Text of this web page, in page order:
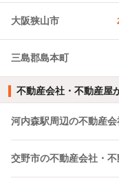
大阪狭山市
三島郡島本町
不動産会社・不動産屋
河内森駅周辺の不動産
交野市の不動産会社・